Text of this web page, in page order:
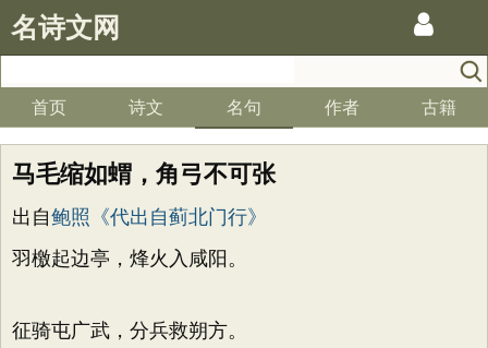
名诗文网
首页 诗文 名句 作者 古籍
马毛缩如蝟，角弓不可张
出自鲍照《代出自蓟北门行》
羽檄起边亭，烽火入咸阳。
征骑屯广武，分兵救朔方。